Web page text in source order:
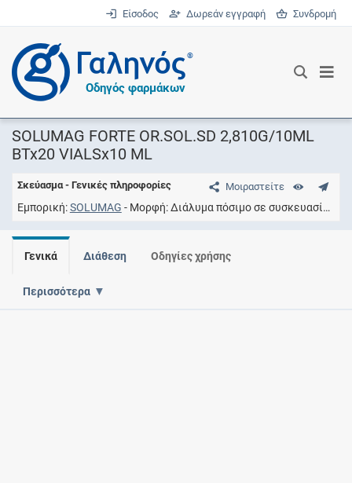
Είσοδος Δωρεάν εγγραφή Συνδρομή
®
Οδηγός φαρμάκων
SOLUMAG FORTE OR.SOL.SD 2,810G/10ML
BTx20 VIALSx10 ML
Μοιραστείτε
Σκεύασμα - Γενικές πληροφορίες
Εμπορική SOLUMAG Μορφή Διάλυμα πόσιμο σε συσκευασία μιας δόσης
Γενικά Διάθεση Οδηγίες χρήσης
Περισσότερα